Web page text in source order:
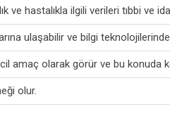
hastalıkla ilgili verileri tıbbi ve
ulaşabilir ve bilgi
amaç olarak görür ve bu konuda
olur.